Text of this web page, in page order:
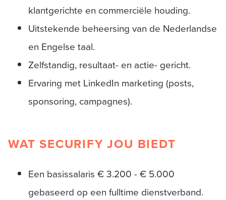
klantgerichte en commerciële houding.
Uitstekende beheersing van de Nederlandse
en Engelse taal.
Zelfstandig, resultaat- en actie- gericht.
Ervaring met LinkedIn marketing (posts,
sponsoring, campagnes).
WAT SECURIFY JOU BIEDT
Een basissalaris € 3.200 - € 5.000
gebaseerd op een fulltime dienstverband.